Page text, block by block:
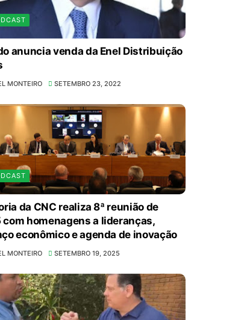
anuncia venda da Enel Distribuição
MONTEIRO SETEMBRO 23, 2022
da CNC realiza 8ª reunião de
com homenagens a lideranças,
econômico e agenda de inovação
MONTEIRO SETEMBRO 19, 2025